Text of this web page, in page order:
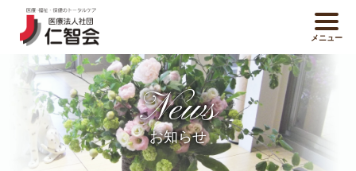
メニュー
News
お知らせ